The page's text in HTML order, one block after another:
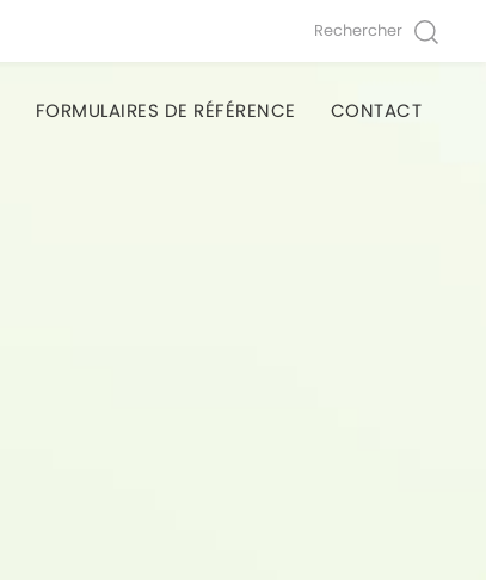
Rechercher
FORMULAIRES DE RÉFÉRENCE CONTACT